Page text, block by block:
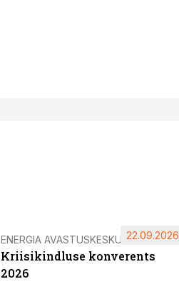
ENERGIA AVASTUSKESKUS
Kriisikindluse konverents
2026
22.09.2026